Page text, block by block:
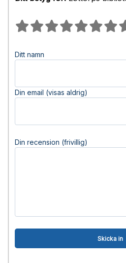
Ditt namn
Din email (visas aldrig)
Din recension (frivillig)